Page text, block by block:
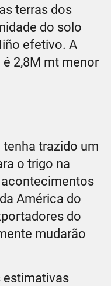
terras dos
do solo
efetivo. A
é 2,8M mt menor
tenha trazido um
o trigo na
América do
do
mudarão
estimativas